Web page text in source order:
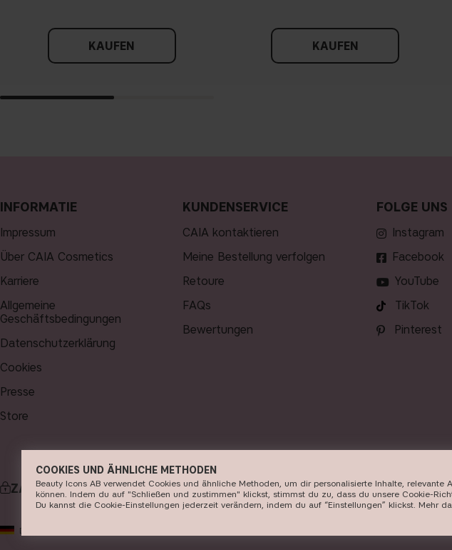
KAUFEN KAUFEN
INFORMATIE
Impressum
Über CAIA Cosmetics
Karriere
Allgemeine
Geschäftsbedingungen
Datenschutzerklärung
Cookies
Presse
Store
KUNDENSERVICE
CAIA kontaktieren
Meine Bestellung verfolgen
Retoure
FAQs
Bewertungen
FOLGE UNS
Instagram
Facebook
YouTube
TikTok
Pinterest
ZAHLUNG LIEFERUNG
DE
COOKIES UND ÄHNLICHE METHODEN
Beauty Icons AB verwendet Cookies und ähnliche Methoden, um dir personalisierte Inhalte,
können. Indem du auf "Schließen und zustimmen" klickst, stimmst du zu, dass du unsere Cookie-
Du kannst die Cookie-Einstellungen jederzeit verändern, indem du auf “Einstellungen” klickst. Mehr